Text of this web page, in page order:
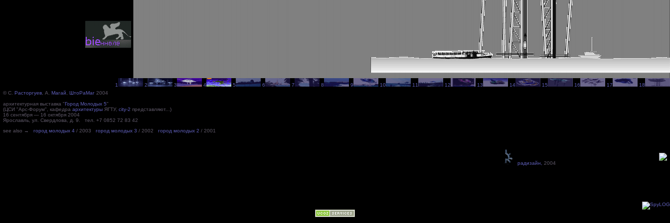
1 2 3 4 5 6 7 8 9 10 11 12 13 14 15 16 17
18
© С. Расторгуев , А. Магай ШтоРаМаг 2004
архитектурная выставка "Город Молодых 5"
(ЦСИ "Арс-Форум", кафедра архитектуры ЯГТУ, city-2 представляют...)
16 сентября — 16 октября 2004
Ярославль, ул. Свердлова, д. 9. тел. +7 0852 72 83 42
see also → город молодых 4 / 2003 город молодых 3 / 2002 город молодых 2 / 2001
радизайн, 2004